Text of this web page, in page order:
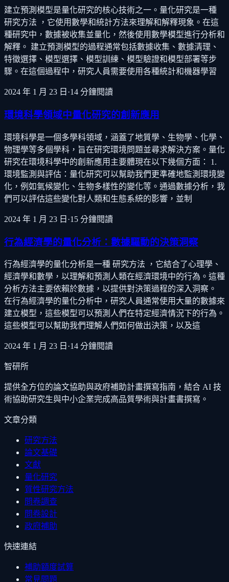
建立預測模型是量化研究的核心技術之一。量化研究是一種
研究方法 ，它使用數學和統計方法來理解和解釋現象。在這
種研究中，數據被收集並量化，然後使用數學模型進行分析和
解釋。 建立預測模型的過程通常包括數據收集、數據清理、
特徵選擇、模型選擇、模型訓練、模型驗證和模型部署等步
驟。在這個過程中，研究人員需要使用各種統計和機器學習
2024 年 1 月 23 日 ·14 分鐘閱讀
環境科學領域中量化研究的創新應用
環境科學是一個多學科領域，涵蓋了地質學、生物學、化學、
物理學等多個學科，旨在研究環境問題並尋求解決方案。量化
研究在環境科學中的創新應用主要體現在以下幾個方面： 1.
環境監測與評估：量化研究可以幫助我們更準確地監測環境變
化，例如氣候變化、生物多樣性的變化等。通過數據分析，我
們可以評估這些變化對人類和生態系統的影響，並制
2024 年 1 月 23 日 ·15 分鐘閱讀
行為經濟學的量化分析：數據驅動的決策洞察
行為經濟學的量化分析是一種 研究方法 ，它結合了心理學、
經濟學和數學，以理解和預測人類在經濟環境中的行為。這種
分析方法主要依賴於數據，以提供對決策過程的深入洞察。
在行為經濟學的量化分析中，研究人員通常使用大量的數據來
建立模型，這些模型可以預測人們在特定經濟情況下的行為。
這些模型可以幫助我們理解人們如何做出決策，以及這
2024 年 1 月 23 日 ·14 分鐘閱讀
智研所
提供全方位的論文協助與政府補助計畫撰寫指南，結合 AI 技
術協助研究生與中小企業完成高品質學術與計畫書撰寫。
文章分類
研究方法
論文基礎
文獻
量化研究
質性研究方法
問卷調查
問卷設計
政府補助
快速連結
補助額度試算
常見問題